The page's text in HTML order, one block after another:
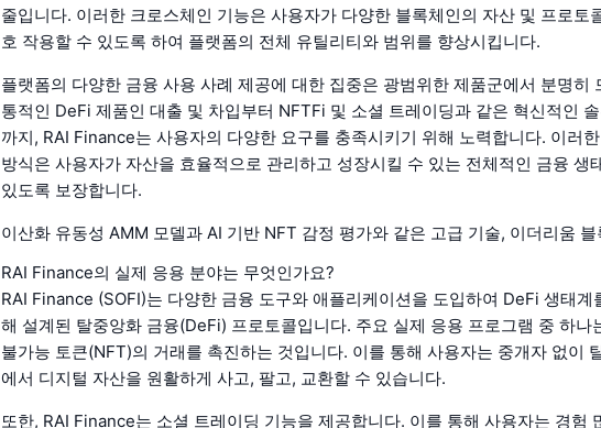
줄입니다. 이러한 크로스체인 기능은 사용자가 다양한 블록체인의 자산 및 프로토
호 작용할 수 있도록 하여 플랫폼의 전체 유틸리티와 범위를 향상시킵니다.
플랫폼의 다양한 금융 사용 사례 제공에 대한 집중은 광범위한 제품군에서 분명히
통적인 DeFi 제품인 대출 및 차입부터 NFTFi 및 소셜 트레이딩과 같은 혁신적인
까지, RAI Finance는 사용자의 다양한 요구를 충족시키기 위해 노력합니다. 이러
방식은 사용자가 자산을 효율적으로 관리하고 성장시킬 수 있는 전체적인 금융 생
있도록 보장합니다.
이산화 유동성 AMM 모델과 AI 기반 NFT 감정 평가와 같은 고급 기술, 이더리움 블
RAI Finance의 실제 응용 분야는 무엇인가요?
RAI Finance (SOFI)는 다양한 금융 도구와 애플리케이션을 도입하여 DeFi 생태계
해 설계된 탈중앙화 금융(DeFi) 프로토콜입니다. 주요 실제 응용 프로그램 중 하나
불가능 토큰(NFT)의 거래를 촉진하는 것입니다. 이를 통해 사용자는 중개자 없이
에서 디지털 자산을 원활하게 사고, 팔고, 교환할 수 있습니다.
또한, RAI Finance는 소셜 트레이딩 기능을 제공합니다. 이를 통해 사용자는 경험